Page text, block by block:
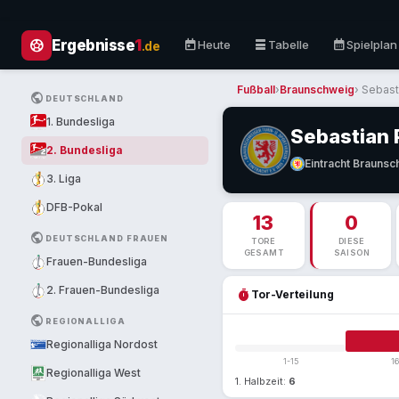
sports_soccer Ergebnisse1.de todayHeute table_rows Tabelle calendar_monthSpielplan
PUBLIC DEUTSCHLAND
1. Bundesliga
2. Bundesliga
3. Liga
DFB-Pokal
PUBLIC DEUTSCHLAND FRAUEN
Frauen-Bundesliga
2. Frauen-Bundesliga
PUBLIC REGIONALLIGA
Regionalliga Nordost
Regionalliga West
Fußball›Braunschweig›
Sebastian
Eintracht
13
TORE
GESAMT
0
DIESE
SAISON
timer Tor-Verteilung
1-15
1. Halbzeit: 6